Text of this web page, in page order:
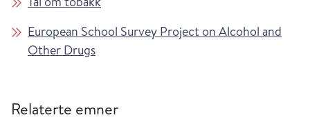
European School Survey Project on Alcohol and
Other Drugs
Relaterte emner